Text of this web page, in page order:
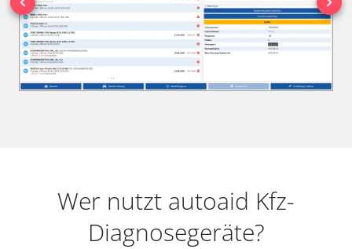
Wer nutzt autoaid Kfz-
Diagnosegeräte?